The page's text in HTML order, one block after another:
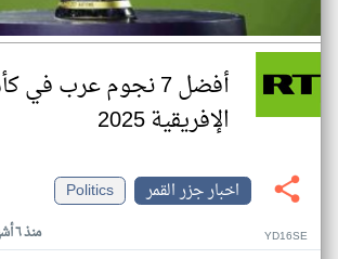
أفضل 7 نجوم عرب في
الإفريقية 2025
اخبار جزر القمر
Politics
منذ ٦ أشهر YD16SE